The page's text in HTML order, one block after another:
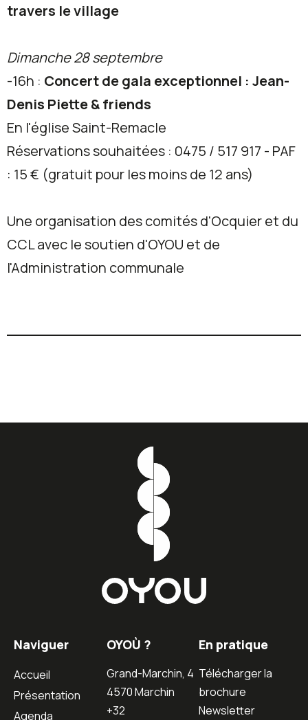
travers le village
Dimanche 28 septembre
-16h : Concert de gala exceptionnel : Jean-
Denis Piette & friends
En l'église Saint-Remacle
Réservations souhaitées : 0475 / 517 917 - PAF
: 15 € (gratuit pour les moins de 12 ans)
Une organisation des comités d'Ocquier et du
CCL avec le soutien d'OYOU et de
l'Administration communale
Naviguer
Accueil
Présentation
Agenda
OYOÙ ?
Grand-Marchin, 4
4570 Marchin
+32
En pratique
Télécharger la
brochure
Newsletter